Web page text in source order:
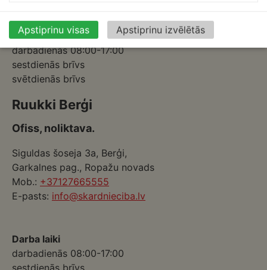
Darba laiki
darbadienās 08:00-17:00
sestdienās brīvs
svētdienās brīvs
Ruukki Berģi
Ofiss, noliktava.
Siguldas šoseja 3a, Berģi,
Garkalnes pag., Ropažu novads
Mob.: +37127665555
E-pasts: info@skardnieciba.lv
Darba laiki
darbadienās 08:00-17:00
Apstiprinu visas Apstiprinu izvēlētās